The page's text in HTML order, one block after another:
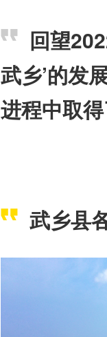
回望
武乡’的发
进程中取
武乡县